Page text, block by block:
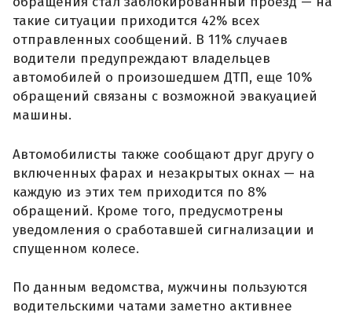
такие ситуации приходится 42% всех
отправленных сообщений. В 11% случаев
водители предупреждают владельцев
автомобилей о произошедшем ДТП, еще 10%
обращений связаны с возможной эвакуацией
машины.
Автомобилисты также сообщают друг другу о
включенных фарах и незакрытых окнах — на
каждую из этих тем приходится по 8%
обращений. Кроме того, предусмотрены
уведомления о сработавшей сигнализации и
спущенном колесе.
По данным ведомства, мужчины пользуются
водительскими чатами заметно активнее